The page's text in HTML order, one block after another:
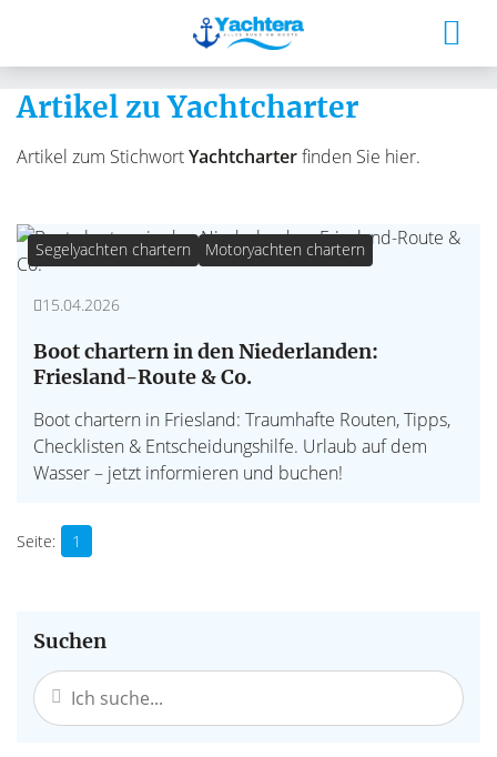
Artikel zu Yachtcharter
Artikel zum StichwortYachtcharterfinden Sie hier.
Segelyachten chartern Motoryachten chartern
15.04.2026
Boot chartern in den Niederlanden:
Friesland-Route & Co.
Boot chartern in Friesland: Traumhafte Routen, Tipps,
Checklisten & Entscheidungshilfe. Urlaub auf dem
Wasser – jetzt informieren und buchen!
1
Suchen